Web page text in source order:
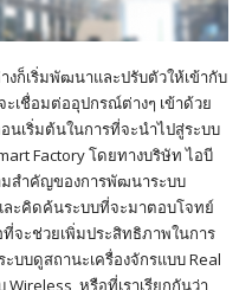
งก็เริ่มพัฒนาและปรับตัวให้เข้ากับ
ะเชื่อมต่ออุปกรณ์ต่างๆ เข้าด้วย
นเริ่มต้นในการที่จะนำไปสู่ระบบ
Factory โดยทางบริษัท ไอบี
มสำคัญของการพัฒนาระบบ
ละคิดค้นระบบที่จะมาตอบโจทย์
จะช่วยเพิ่มประสิทธิภาพในการ
บบดูสถานะเครื่องจักรแบบ Real
หรือที่เราเรียกกันว่า